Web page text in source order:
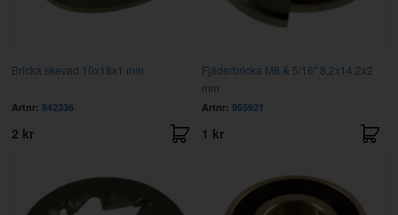
Bricka skevad 10x18x1 mm
Artnr: 942336
2 kr
Fjäderbricka M8 & 5/16" 8,2x14,2x2
mm
Artnr: 955921
1 kr